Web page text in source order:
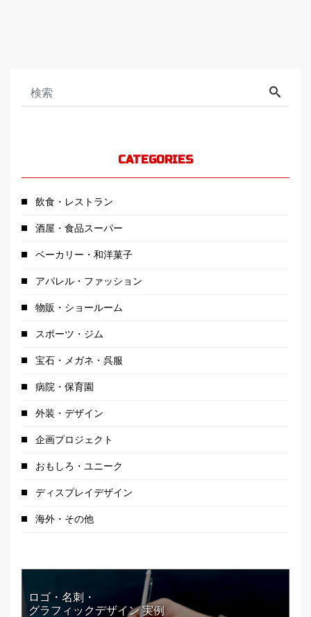
CATEGORIES
飲食・レストラン
酒屋・食品スーパー
ベーカリー・和洋菓子
アパレル・ファッション
物販・ショールーム
スポーツ・ジム
宝石・メガネ・呉服
病院・保育園
外装・デザイン
企画プロジェクト
おもしろ・ユニーク
ディスプレイデザイン
海外・その他
ロゴ・名刺・
グラフィックデザイン 実例